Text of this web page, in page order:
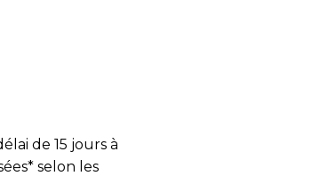
de 15 jours à
selon les